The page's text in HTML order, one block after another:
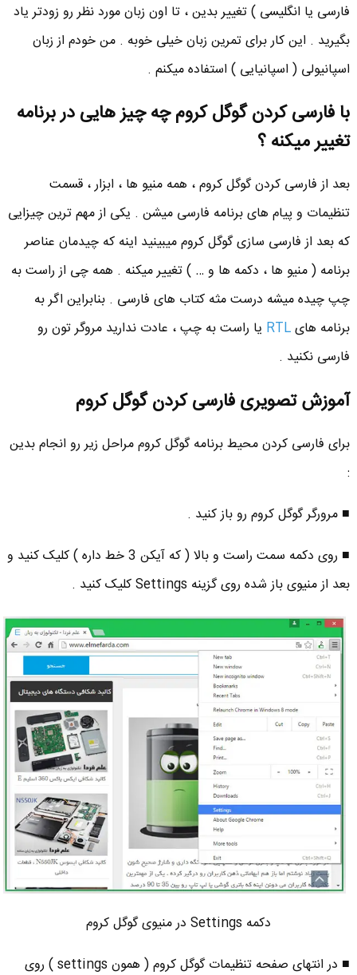
فارسی یا انگلیسی ) تغییر بدین ، تا اون زبان مورد نظر رو زودتر یاد
بگیرید . این کار برای تمرین زبان خیلی خوبه . من خودم از زبان
اسپانیولی ( اسپانیایی ) استفاده میکنم .
با فارسی کردن گوگل کروم چه چیز هایی در برنامه
تغییر میکنه ؟
بعد از فارسی کردن گوگل کروم ، همه منیو ها ، ابزار ، قسمت
تنظیمات و پیام های برنامه فارسی میشن . یکی از مهم ترین چیزایی
که بعد از فارسی سازی گوگل کروم میبینید اینه که چیدمان عناصر
برنامه ( منیو ها ، دکمه ها و … ) تغییر میکنه . همه چی از راست به
چپ چیده میشه درست مثه کتاب های فارسی . بنابراین اگر به
برنامه هایRTL یا راست به چپ ، عادت ندارید مروگر تون رو
فارسی نکنید .
آموزش تصویری فارسی کردن گوگل کروم
برای فارسی کردن محیط برنامه گوگل کروم مراحل زیر رو انجام بدین
:
■ مرورگر گوگل کروم رو باز کنید .
■ روی دکمه سمت راست و بالا ( که آیکن 3 خط داره ) کلیک کنید و
بعد از منیوی باز شده روی گزینه Settings کلیک کنید .
دکمه Settings در منیوی گوگل کروم
■ در انتهای صفحه تنظیمات گوگل کروم ( همون settings ) روی